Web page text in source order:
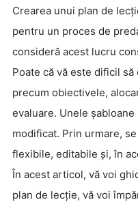
Crearea unui plan de
pentru un proces de
consideră acest lucru
Poate că vă este dificil
precum obiectivele,
evaluare. Unele
modificat. Prin urmare,
flexibile, editabile și, în
În acest articol, vă voi
plan de lecție, vă voi